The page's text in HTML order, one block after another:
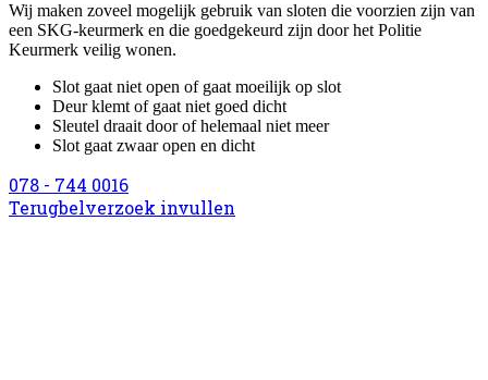
Wij maken zoveel mogelijk gebruik van sloten die voorzien zijn van
een SKG-keurmerk en die goedgekeurd zijn door het Politie
Keurmerk veilig wonen.
Slot gaat niet open of gaat moeilijk op slot
Deur klemt of gaat niet goed dicht
Sleutel draait door of helemaal niet meer
Slot gaat zwaar open en dicht
078 - 744 0016
Terugbelverzoek invullen